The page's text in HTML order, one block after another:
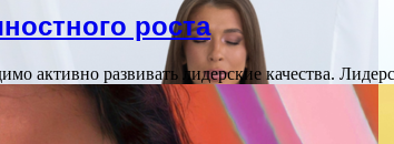
роста
активно развивать лидерские качества.